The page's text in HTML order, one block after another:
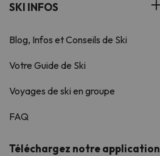
SKI INFOS
Blog, Infos et Conseils de Ski
Votre Guide de Ski
Voyages de ski en groupe
FAQ
Téléchargez notre application